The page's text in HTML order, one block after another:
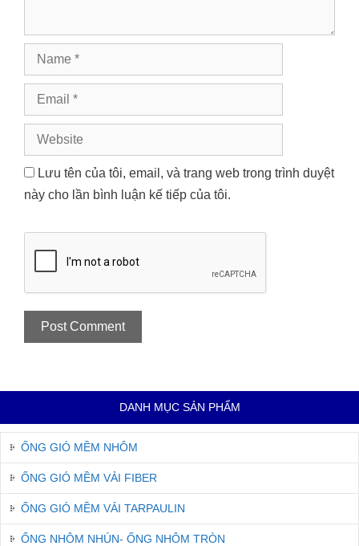
Name
Email
Website
Lưu tên của tôi, email, và trang web trong trình duyệt
này cho lần bình luận kế tiếp của tôi.
DANH MỤC SẢN PHẨM
ỐNG GIÓ MỀM NHÔM
ỐNG GIÓ MỀM VẢI FIBER
ỐNG GIÓ MỀM VẢI TARPAULIN
ỐNG NHÔM NHÚN- ỐNG NHÔM TRÒN